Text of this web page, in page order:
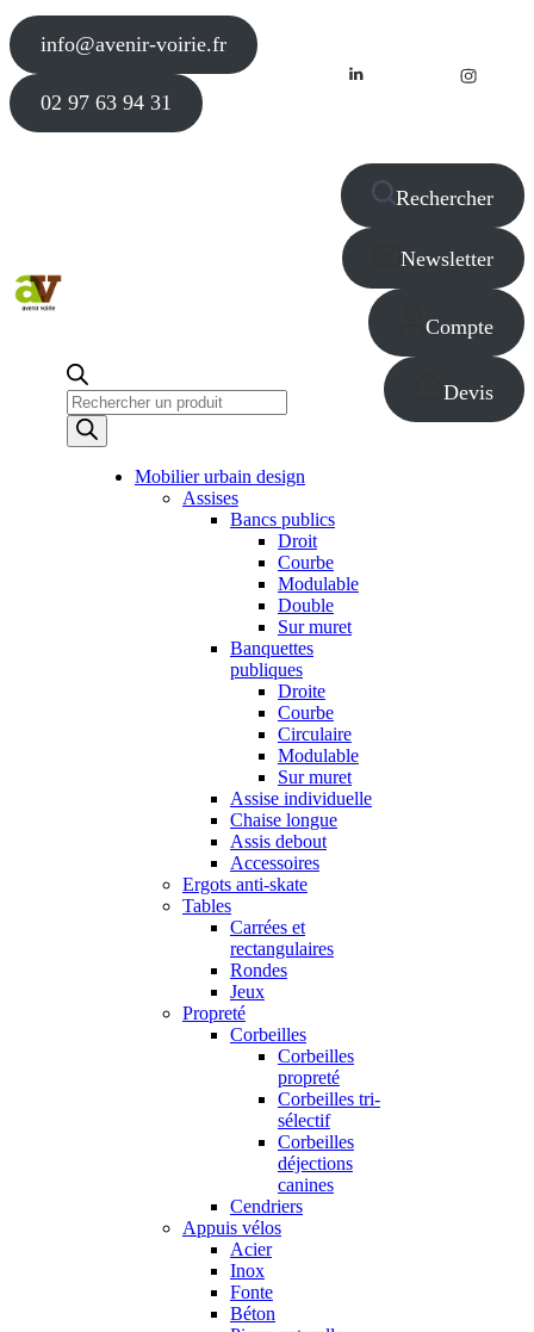
info@avenir-voirie.fr
02 97 63 94 31
Recherche
de
produits
Rechercher
Newsletter
Compte
Devis
Mobilier urbain design
Assises
Bancs publics
Droit
Courbe
Modulable
Double
Sur muret
Banquettes
publiques
Droite
Courbe
Circulaire
Modulable
Sur muret
Assise individuelle
Chaise longue
Assis debout
Accessoires
Ergots anti-skate
Tables
Carrées et
rectangulaires
Rondes
Jeux
Propreté
Corbeilles
Corbeilles
propreté
Corbeilles tri-
sélectif
Corbeilles
déjections
canines
Cendriers
Appuis vélos
Acier
Inox
Fonte
Béton